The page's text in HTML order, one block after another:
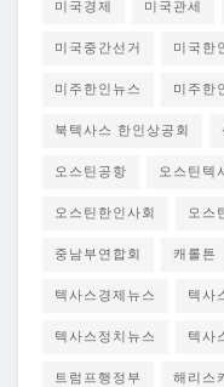
미국경제 미국관세
미국중간선거 미국한
미주한인뉴스 미주한
북텍사스 한인상공회
오스틴공항 오스틴텍
오스틴한인사회 오스
중남부연합회 캐롤튼
텍사스경제뉴스 텍사
텍사스정치뉴스 텍사
트럼프행정부 해리스